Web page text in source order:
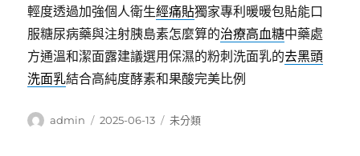
輕度透過加強個人衛生經痛貼獨家專利暖暖包貼能口
服糖尿病藥與注射胰島素怎麼算的治療高血糖中藥處
方通溫和潔面露建議選用保濕的粉刺洗面乳的去黑頭
洗面乳結合高純度酵素和果酸完美比例
作
admin
發
2025-06-13
分
未分類